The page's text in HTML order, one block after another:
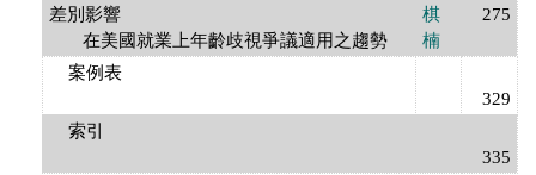
差別影響
在美國就業上年齡歧視爭議適用之趨勢
棋
楠
275
案例表
329
索引
335